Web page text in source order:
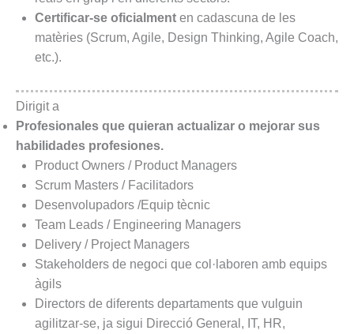
Certificar-se oficialment en cadascuna de les
matèries (Scrum, Agile, Design Thinking, Agile Coach,
etc.).
Dirigit a
Profesionales que quieran actualizar o mejorar sus
habilidades profesiones.
Product Owners / Product Managers
Scrum Masters / Facilitadors
Desenvolupadors /Equip tècnic
Team Leads / Engineering Managers
Delivery / Project Managers
Stakeholders de negoci que col·laboren amb equips
àgils
Directors de diferents departaments que vulguin
agilitzar-se, ja sigui Direcció General, IT, HR,